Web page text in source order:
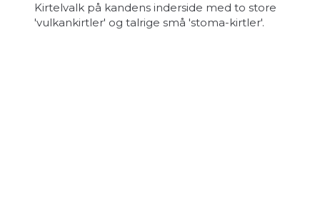
Kirtelvalk på kandens inderside med to store
'vulkankirtler' og talrige små 'stoma-kirtler'.